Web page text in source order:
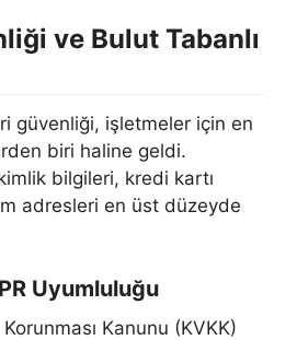
ve Bulut Tabanlı
güvenliği, işletmeler için en
biri haline geldi.
bilgileri, kredi kartı
adresleri en üst düzeyde
Uyumluluğu
Kanunu (KVKK)